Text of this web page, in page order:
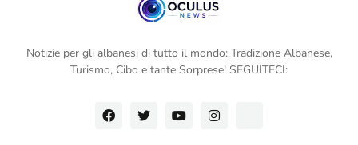
Notizie per gli albanesi di tutto il mondo: Tradizione Albanese,
Turismo, Cibo e tante Sorprese! SEGUITECI: